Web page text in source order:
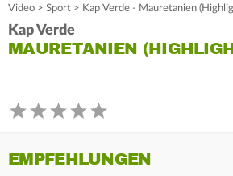
Video > Sport > Kap Verde - Mauretanien
Kap Verde
MAURETANIEN
EMPFEHLUNGEN